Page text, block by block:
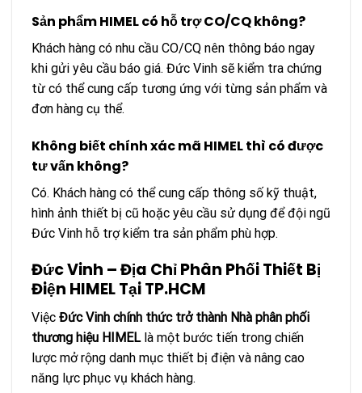
Sản phẩm HIMEL có hỗ trợ CO/CQ không?
Khách hàng có nhu cầu CO/CQ nên thông báo ngay
khi gửi yêu cầu báo giá. Đức Vinh sẽ kiểm tra chứng
từ có thể cung cấp tương ứng với từng sản phẩm và
đơn hàng cụ thể.
Không biết chính xác mã HIMEL thì có được
tư vấn không?
Có. Khách hàng có thể cung cấp thông số kỹ thuật,
hình ảnh thiết bị cũ hoặc yêu cầu sử dụng để đội ngũ
Đức Vinh hỗ trợ kiểm tra sản phẩm phù hợp.
Đức Vinh – Địa Chỉ Phân Phối Thiết Bị
Điện HIMEL Tại TP.HCM
Việc Đức Vinh chính thức trở thành Nhà phân phối
thương hiệu HIMELlà một bước tiến trong chiến
lược mở rộng danh mục thiết bị điện và nâng cao
năng lực phục vụ khách hàng.